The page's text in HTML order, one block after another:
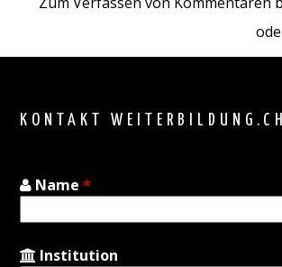
Back
KONTAKT WEITERBILDUNG.CH
Name*
Institution